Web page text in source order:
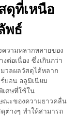
ดุที่เหนือ
พธ์
ความหลากหลายของ
ต่อเนื่อง ซึ่งเกินกว่า
วลผลวัสดุได้หลาก
บอน อลูมิเนียม
เศษที่ใช้ใน
ณะของความยาวคลื่น
ต่างๆ ทำให้สามารถ